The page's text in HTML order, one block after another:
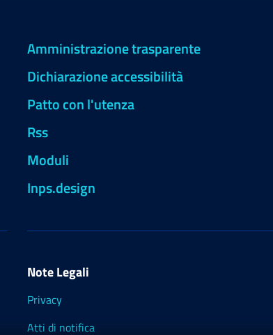
Amministrazione trasparente
Dichiarazione accessibilità
Patto con l'utenza
Rss
Moduli
Inps.design
Note Legali
Privacy
Atti di notifica